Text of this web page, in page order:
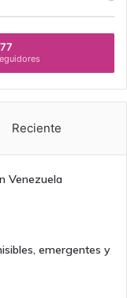
Reciente
Venezuela
emergentes y